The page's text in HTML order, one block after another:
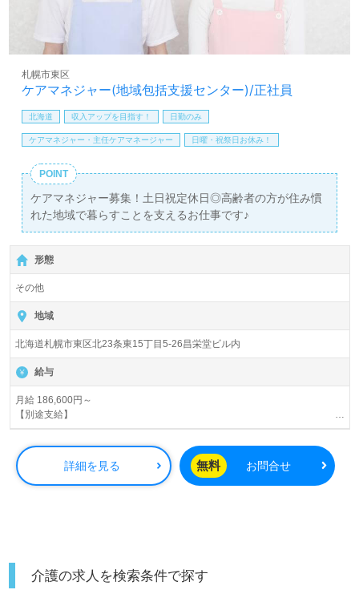
ケアマネジャー(地域包括支援センター)/正社員
札幌市東区
北海道 収入アップを目指す！ 日勤のみ
ケアマネジャー・主任ケアマネージャー 日曜・祝祭日お休み！
POINT
ケアマネジャー募集！土日祝定休日◎高齢者の方が住み慣
れた地域で暮らすことを支えるお仕事です♪
形態
その他
地域
北海道札幌市東区北23条東15丁目5-26昌栄堂ビル内
給与
月給 186,600円～
【別途支給】
時間外手当
詳細を見る 無料 お問合せ
介護の求人を検索条件で探す